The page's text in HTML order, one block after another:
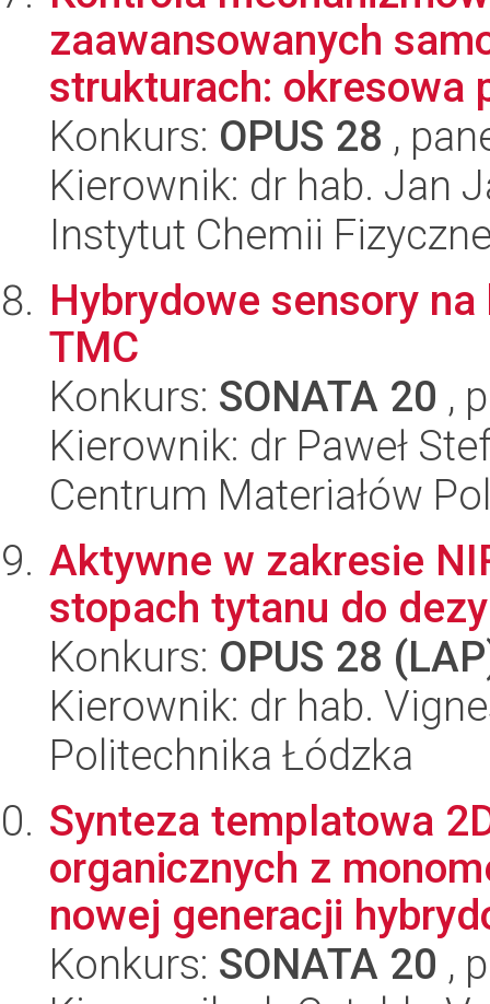
zaawansowanych
strukturach: okresowa
Konkurs: OPUS 28 ,
Kierownik: dr hab. Jan
Instytut Chemii
Hybrydowe sensory
TMC
Konkurs: SONATA 20 ,
Kierownik: dr Paweł
Centrum Materiałów
Aktywne w zakresie
stopach tytanu do
Konkurs: OPUS 28
Kierownik: dr hab.
Politechnika Łódzka
Synteza templatowa
organicznych z
nowej generacji
Konkurs: SONATA 20 ,